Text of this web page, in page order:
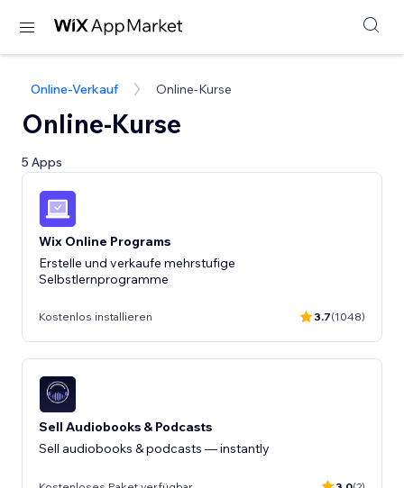
Online-Verkauf Online-Kurse
Online-Kurse
5 Apps
Wix Online Programs
Erstelle und verkaufe mehrstufige
Selbstlernprogramme
Kostenlos installieren 3.7(1048)
Sell Audiobooks & Podcasts
Sell audiobooks & podcasts — instantly